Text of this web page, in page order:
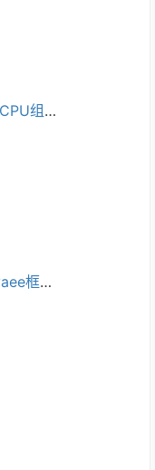
《计算机体系结构》硬件篇3 之 CPU组成培训
XML从入门到精通java基础，javaee框架webservice培训